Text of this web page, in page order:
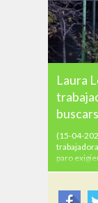
Laura
(15-04-
paro
Desde